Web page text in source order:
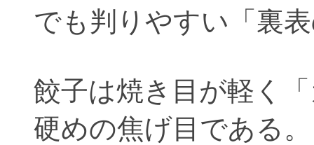
でも判りやすい「裏
餃子は焼き目が軽く
硬めの焦げ目である。